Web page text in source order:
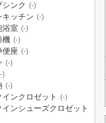
シンク (-)
キッチン (-)
浴室 (-)
機 (-)
便座 (-)
(-)
)
(-)
インクロゼット (-)
インシューズクロゼット